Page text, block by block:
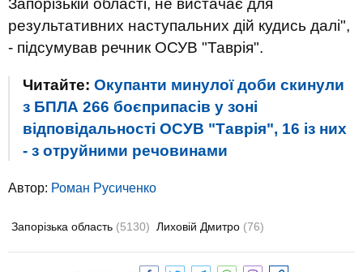
Запорізькій області, не вистачає для
результативних наступальних дій кудись далі",
- підсумував речник ОСУВ "Таврія".
Читайте: Окупанти минулої доби скинули
з БПЛА 266 боєприпасів у зоні
відповідальності ОСУВ "Таврія", 16 із них
- з отруйними речовинами
Автор: Роман Русиченко
Запорізька область (5130) Лиховій Дмитро (76)